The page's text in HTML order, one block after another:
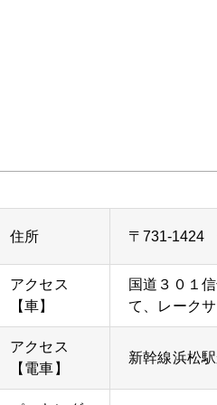
住所 〒731-1424
アクセス
【車】
国道３０１
て、レーク
アクセス
【電車】
新幹線浜松